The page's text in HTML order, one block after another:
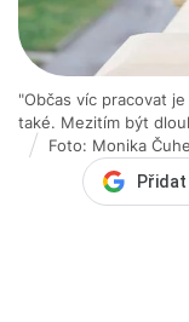
"Občas víc pracovat
také. Mezitím být
Foto: Monika